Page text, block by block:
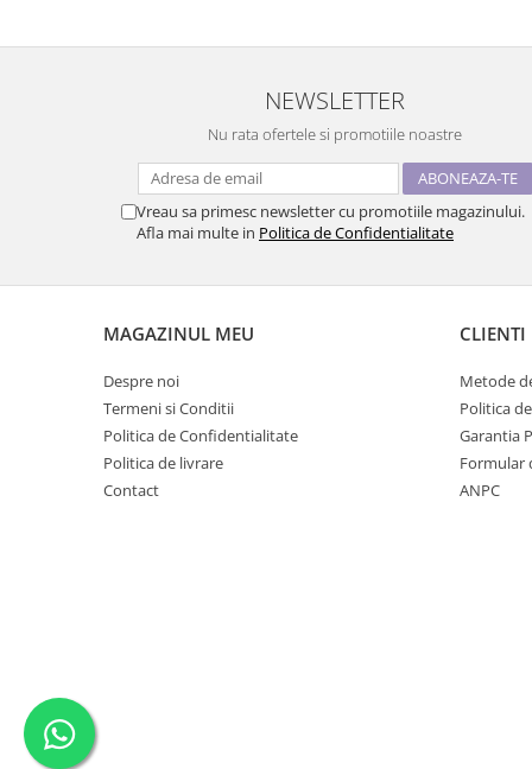
NEWSLETTER
Nu rata ofertele si promotiile noastre
Vreau sa primesc newsletter cu promotiile magazinului.
Afla mai multe in Politica de Confidentialitate
MAGAZINUL MEU
Despre noi
Termeni si Conditii
Politica de Confidentialitate
Politica de livrare
Contact
CLIENTI
Metode
Politica
Garantia
Formular
ANPC